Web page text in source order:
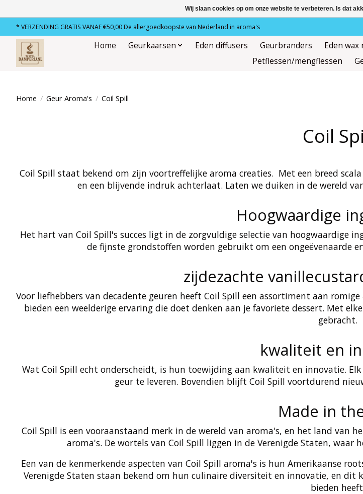
* VERZENDING GRATIS VANAF €50,00 De allergoedkoopste van Nederland in aroma's
Home Geurkaarsen Eden diffusers Geurbranders Eden
Petflessen/mengflessen
Home / Geur Aroma's / Coil Spill
Coil
Coil Spill staat bekend om zijn voortreffelijke aroma creaties. Met een breed
en een blijvende indruk achterlaat. Laten we duiken in de wereld
Hoogwaardige
Het hart van Coil Spill's succes ligt in de zorgvuldige selectie van hoogwaardige
de fijnste grondstoffen worden gebruikt om een ongeëvenaarde
zijdezachte
Voor liefhebbers van decadente geuren heeft Coil Spill een assortiment aan
bieden een weelderige ervaring die doet denken aan je favoriete dessert. Met
gebracht.
kwaliteit en
Wat Coil Spill echt onderscheidt, is hun toewijding aan kwaliteit en innovatie.
geur te leveren. Bovendien blijft Coil Spill voortdurend
Made in
Coil Spill is een vooraanstaand merk in de wereld van aroma's, en het land
aroma's. De wortels van Coil Spill liggen in de Verenigde Staten,
Een van de kenmerkende aspecten van Coil Spill aroma's is hun Amerikaanse
Verenigde Staten staan ​​bekend om hun culinaire diversiteit en innovatie, en
bieden
Wij slaan cookies op om onze website te verbeteren. Is dat